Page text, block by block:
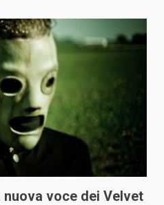
voce dei Velvet